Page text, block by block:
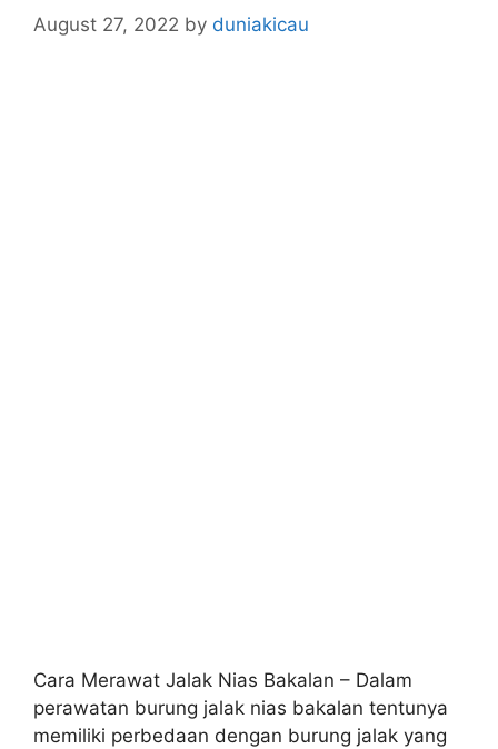
August 27, 2022 by duniakicau
Cara Merawat Jalak Nias Bakalan – Dalam
perawatan burung jalak nias bakalan tentunya
memiliki perbedaan dengan burung jalak yang